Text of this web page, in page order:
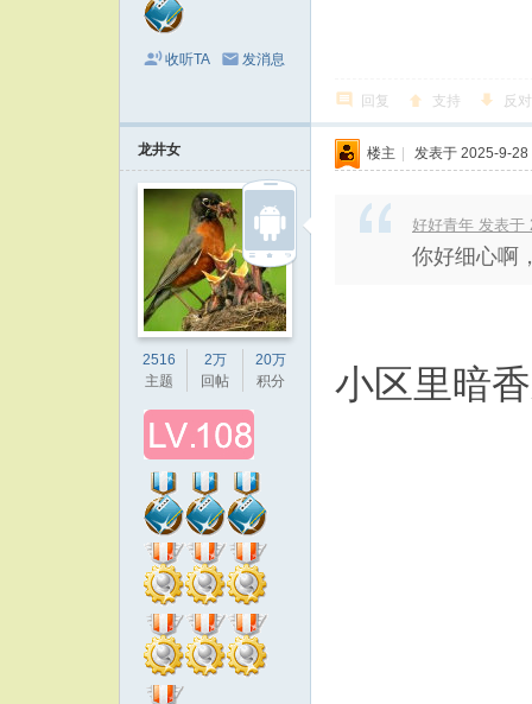
收听TA 发消息
回复 支持 反对
龙井女
2516
主题
2万
回帖
20万
积分
楼主 | 发表于 2025-9-
好好青年 发表于
你好细心啊
小区里暗